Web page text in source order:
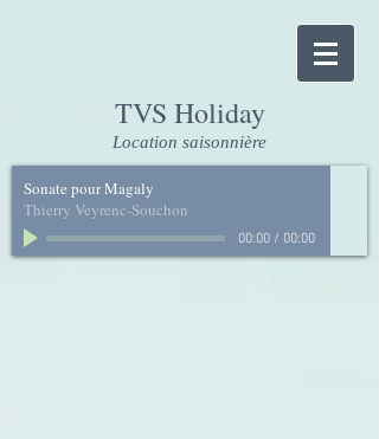
TVS Holiday
Location saisonnière
Sonate pour Magaly
Thierry Veyrenc-Souchon
00:00/ 00:00